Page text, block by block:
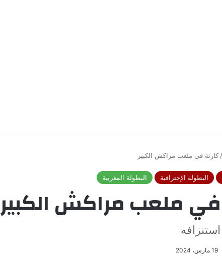
/كارثة في ملعب مراكش الكبير
البطولة الإحترافية البطولة المغربية
في ملعب مراكش الكبير
19 مارس، 2024